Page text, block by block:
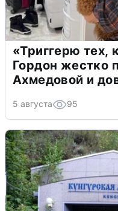
«Триггерю тех,
Гордон жестко
Ахмедовой и
5 августа 95